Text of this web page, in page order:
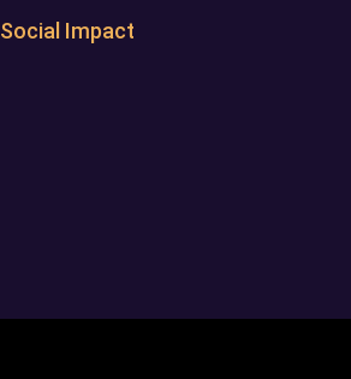
Social Impact